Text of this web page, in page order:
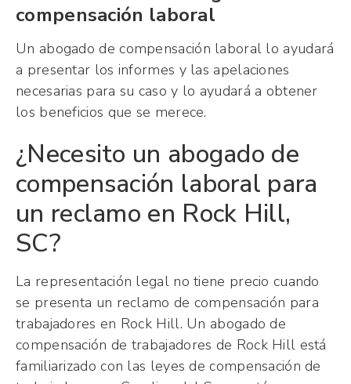
compensación laboral
Un abogado de compensación laboral lo ayudará
a presentar los informes y las apelaciones
necesarias para su caso y lo ayudará a obtener
los beneficios que se merece.
¿Necesito un abogado de
compensación laboral para
un reclamo en Rock Hill,
SC?
La representación legal no tiene precio cuando
se presenta un reclamo de compensación para
trabajadores en Rock Hill. Un abogado de
compensación de trabajadores de Rock Hill está
familiarizado con las leyes de compensación de